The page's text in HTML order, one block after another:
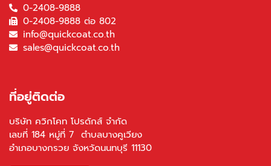
0-2408-9888
0-2408-9888 ต่อ 802
info@quickcoat.co.th
sales@quickcoat.co.th
ที่อยู่ติดต่อ
บริษัท ควิกโคท โปรดักส์ จำกัด
เลขที่ 184 หมู่ที่ 7 ตำบลบางคูเวียง
อำเภอบางกรวย จังหวัดนนทบุรี 11130